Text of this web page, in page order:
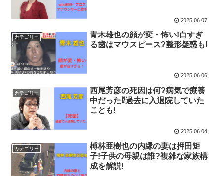
2025.06.07
カテゴリー
青木雄也の顔が変・怖い!白すぎ
る歯はマウスピース?整形疑惑も!
2025.06.06
カテゴリー
西尾芳彦の死因は何?病気で療養
中だった⁉過去に入退院していた
ことも!
2025.06.04
カテゴリー
榑林亜樹也の内縁の妻は押田矩
子!子供の母親は誰?複雑な家族構
成を解説!